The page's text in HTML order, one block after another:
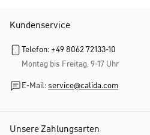
Kundenservice
Telefon: +49 8062 72133-10
Montag bis Freitag, 9-17 Uhr
E-Mail: service@calida.com
Unsere Zahlungsarten